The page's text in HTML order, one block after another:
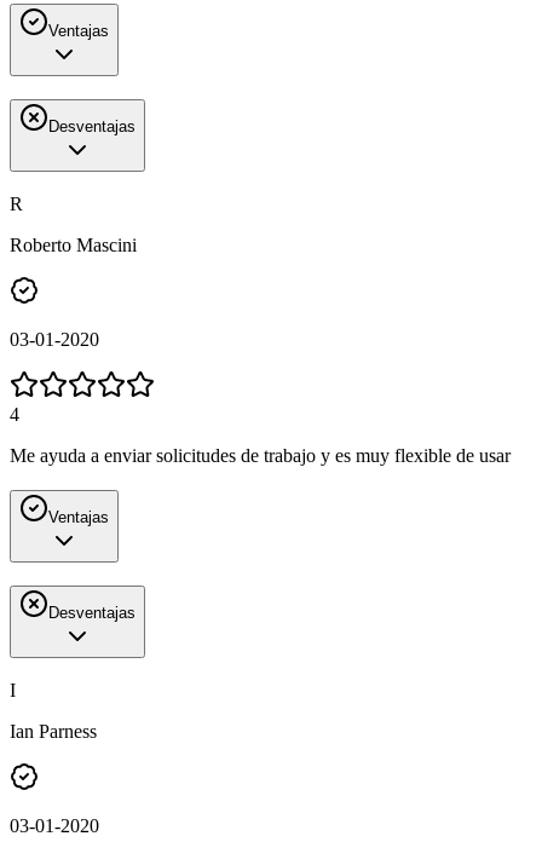
Ventajas
Desventajas
R
Roberto Mascini
03-01-2020
4
Me ayuda a enviar solicitudes de trabajo y es muy flexible de usar
Ventajas
Desventajas
I
Ian Parness
03-01-2020